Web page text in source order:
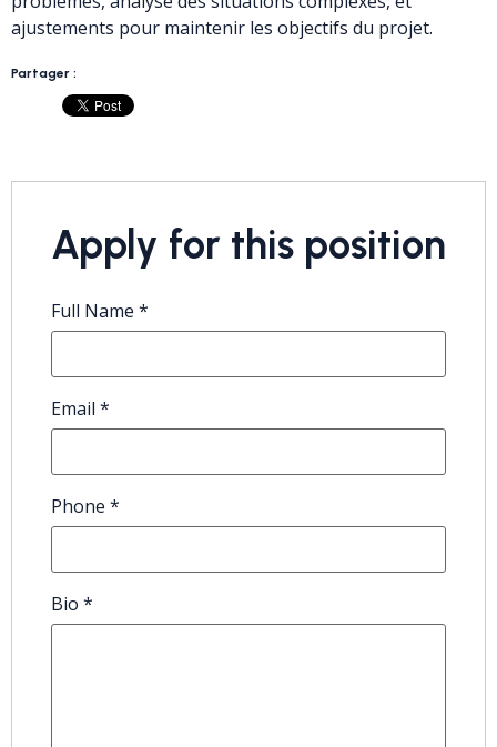
ajustements pour maintenir les objectifs du projet.
Partager :
Apply for this position
Full Name *
Email *
Phone *
Bio *